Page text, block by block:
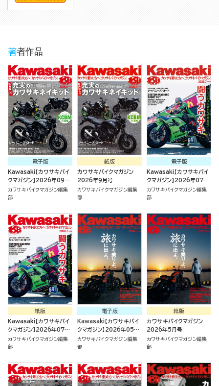
著者作品
電子版
Kawasaki【カワサキバイ
クマガジン】2026年09月
号
カワサキバイクマガジン編集
部
紙版
カワサキバイクマガジン
2026年9月号
カワサキバイクマガジン編集
部
電子版
Kawasaki【カワサキバイ
クマガジン】2026年07月
号
カワサキバイクマガジン編集
部
紙版
Kawasaki【カワサキバイ
クマガジン】2026年07月
号
カワサキバイクマガジン編集
部
電子版
Kawasaki【カワサキバイ
クマガジン】2026年05月
号
カワサキバイクマガジン編集
部
紙版
カワサキバイクマガジン
2026年5月号
カワサキバイクマガジン編集
部